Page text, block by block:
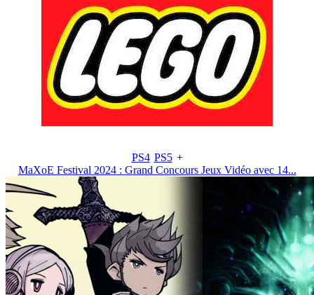
PS4 PS5 +
MaXoE Festival 2024 : Grand Concours Jeux Vidéo avec 14...